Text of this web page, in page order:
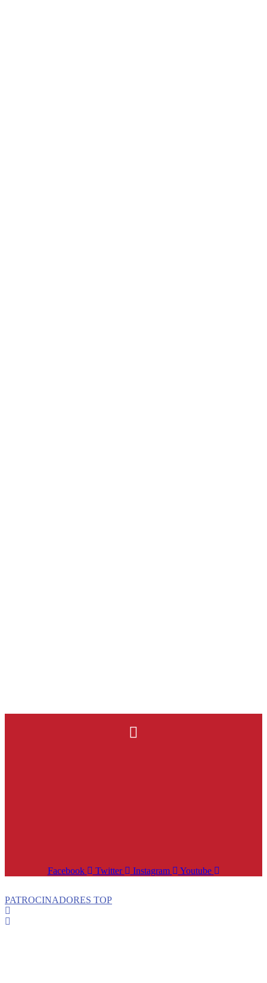
Facebook Twitter Instagram Youtube
PATROCINADORES TOP